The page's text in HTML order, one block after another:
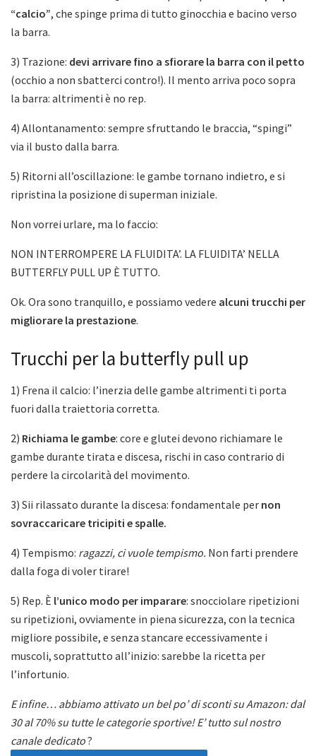
“calcio”, che spinge prima di tutto ginocchia e bacino verso
la barra.
3) Trazione: devi arrivare fino a sfiorare la barra con il petto
(occhio a non sbatterci contro!). Il mento arriva poco sopra
la barra: altrimenti è no rep.
4) Allontanamento: sempre sfruttando le braccia, “spingi”
via il busto dalla barra.
5) Ritorni all’oscillazione: le gambe tornano indietro, e si
ripristina la posizione di superman iniziale.
Non vorrei urlare, ma lo faccio:
NON INTERROMPERE LA FLUIDITA’. LA FLUIDITA’ NELLA
BUTTERFLY PULL UP È TUTTO.
Ok. Ora sono tranquillo, e possiamo vedere alcuni trucchi per
migliorare la prestazione.
Trucchi per la butterfly pull up
1) Frena il calcio: l’inerzia delle gambe altrimenti ti porta
fuori dalla traiettoria corretta.
2) Richiama le gambe: core e glutei devono richiamare le
gambe durante tirata e discesa, rischi in caso contrario di
perdere la circolarità del movimento.
3) Sii rilassato durante la discesa: fondamentale per non
sovraccaricare tricipiti e spalle.
4) Tempismo: ragazzi, ci vuole tempismo. Non farti prendere
dalla foga di voler tirare!
5) Rep. È l’unico modo per imparare: snocciolare ripetizioni
su ripetizioni, ovviamente in piena sicurezza, con la tecnica
migliore possibile, e senza stancare eccessivamente i
muscoli, soprattutto all’inizio: sarebbe la ricetta per
l’infortunio.
E infine… abbiamo attivato un bel po’ di sconti su Amazon: dal
30 al 70% su tutte le categorie sportive! E’ tutto sul nostro
canale dedicato?